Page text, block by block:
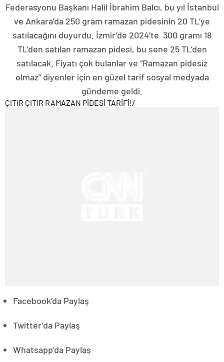
Federasyonu Başkanı Halil İbrahim Balcı, bu yıl İstanbul
ve Ankara’da 250 gram ramazan pidesinin 20 TL’ye
satılacağını duyurdu. İzmir’de 2024’te 300 gramı 18
TL’den satılan ramazan pidesi, bu sene 25 TL’den
satılacak. Fiyatı çok bulanlar ve “Ramazan pidesiz
olmaz” diyenler için en güzel tarif sosyal medyada
gündeme geldi.
ÇITIR ÇITIR RAMAZAN PİDESİ TARİFİ!/
Facebook’da Paylaş
Twitter’da Paylaş
Whatsapp’da Paylaş